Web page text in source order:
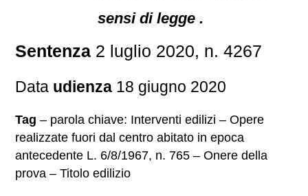
sensi di legge .
Sentenza 2 luglio 2020, n. 4267
Data udienza 18 giugno 2020
Tag – parola chiave: Interventi edilizi – Opere
realizzate fuori dal centro abitato in epoca
antecedente L. 6/8/1967, n. 765 – Onere della
prova – Titolo edilizio